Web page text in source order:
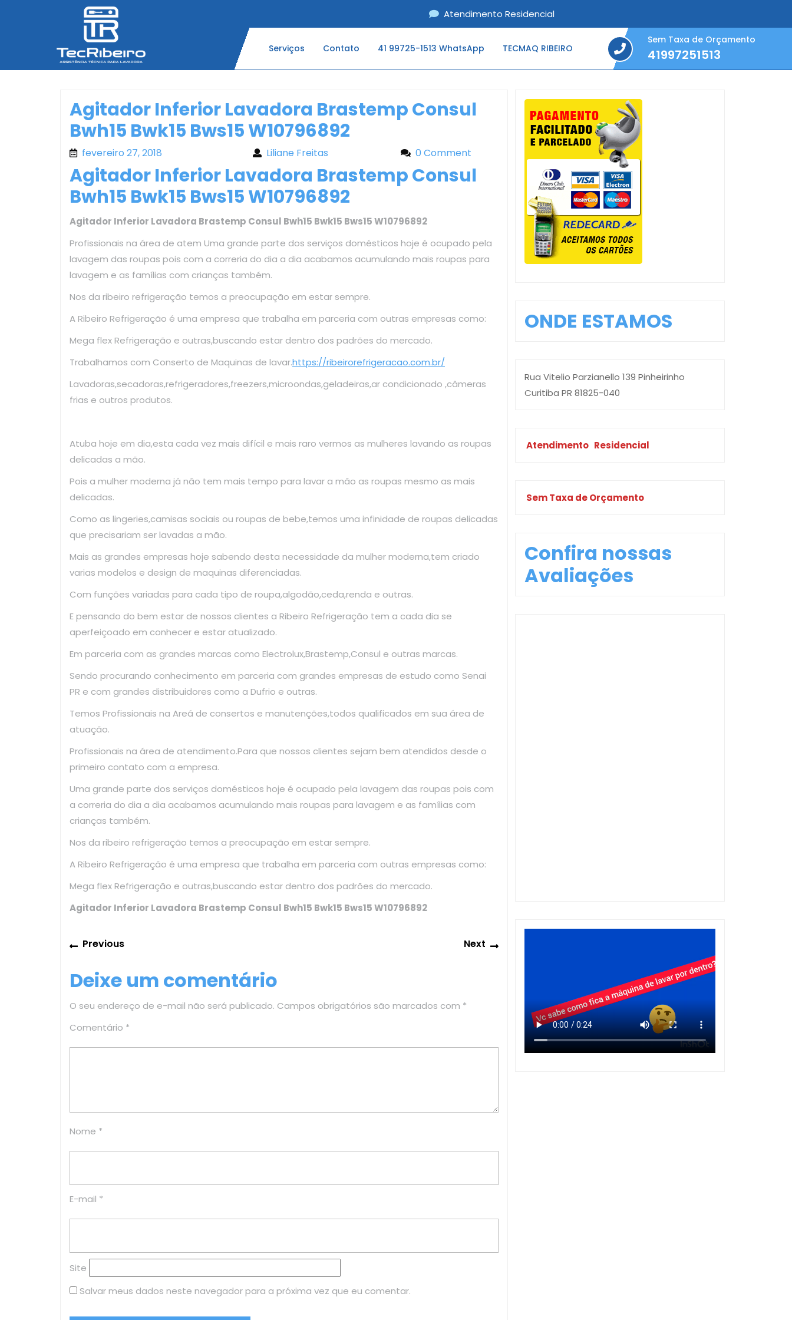
Atendimento Residencial
Serviços Contato 41 99725-1513 WhatsApp TECMAQ RIBEIRO
Sem Taxa de Orçamento
41997251513
41997251513
Agitador Inferior Lavadora Brastemp Consul
Bwh15 Bwk15 Bws15 W10796892
fevereiro 27, 2018 Liliane Freitas 0 Comment
Agitador Inferior Lavadora Brastemp Consul
Bwh15 Bwk15 Bws15 W10796892
Agitador Inferior Lavadora Brastemp Consul Bwh15 Bwk15 Bws15 W10796892
Profissionais na área de atem Uma grande parte dos serviços domésticos hoje é ocupado pela
lavagem das roupas pois com a correria do dia a dia acabamos acumulando mais roupas para
lavagem e as famílias com crianças também.
Nos da ribeiro refrigeração temos a preocupação em estar sempre.
A Ribeiro Refrigeração é uma empresa que trabalha em parceria com outras empresas como:
Mega flex Refrigeração e outras,buscando estar dentro dos padrões do mercado.
Trabalhamos com Conserto de Maquinas de lavar.https://ribeirorefrigeracao.com.br/
Lavadoras,secadoras,refrigeradores,freezers,microondas,geladeiras,ar condicionado ,câmeras
frias e outros produtos.
Atuba hoje em dia,esta cada vez mais difícil e mais raro vermos as mulheres lavando as roupas
delicadas a mão.
Pois a mulher moderna já não tem mais tempo para lavar a mão as roupas mesmo as mais
delicadas.
Como as lingeries,camisas sociais ou roupas de bebe,temos uma infinidade de roupas delicadas
que precisariam ser lavadas a mão.
Mais as grandes empresas hoje sabendo desta necessidade da mulher moderna,tem criado
varias modelos e design de maquinas diferenciadas.
Com funções variadas para cada tipo de roupa,algodão,ceda,renda e outras.
E pensando do bem estar de nossos clientes a Ribeiro Refrigeração tem a cada dia se
aperfeiçoado em conhecer e estar atualizado.
Em parceria com as grandes marcas como Electrolux,Brastemp,Consul e outras marcas.
Sendo procurando conhecimento em parceria com grandes empresas de estudo como Senai
PR e com grandes distribuidores como a Dufrio e outras.
Temos Profissionais na Areá de consertos e manutenções,todos qualificados em sua área de
atuação.
Profissionais na área de atendimento.Para que nossos clientes sejam bem atendidos desde o
primeiro contato com a empresa.
Uma grande parte dos serviços domésticos hoje é ocupado pela lavagem das roupas pois com
a correria do dia a dia acabamos acumulando mais roupas para lavagem e as famílias com
crianças também.
Nos da ribeiro refrigeração temos a preocupação em estar sempre.
A Ribeiro Refrigeração é uma empresa que trabalha em parceria com outras empresas como:
Mega flex Refrigeração e outras,buscando estar dentro dos padrões do mercado.
Agitador Inferior Lavadora Brastemp Consul Bwh15 Bwk15 Bws15 W10796892
Navegação
Post
PreviousPrevious
Next
Next
Deixe um comentário
O seu endereço de e-mail não será publicado. Campos obrigatórios são marcados com *
Comentário *
Nome *
E-mail *
Site
Salvar meus dados neste navegador para a próxima vez que eu comentar.
ONDE ESTAMOS
Rua Vitelio Parzianello 139 Pinheirinho
Curitiba PR 81825-040
Atendimento Residencial
Sem Taxa de Orçamento
Confira nossas
Avaliações